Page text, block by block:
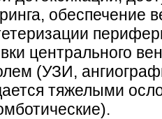
обеспечение
центрального
(УЗИ,
тяжелыми